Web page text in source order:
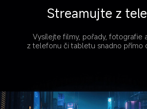
Streamujte z
Vysílejte filmy, pořady, fotografie
z telefonu či tabletu snadno přímo